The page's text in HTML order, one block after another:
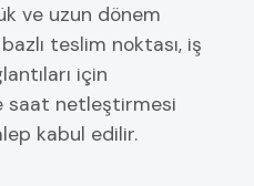
ve uzun dönem
teslim noktası, iş
için
saat netleştirmesi
kabul edilir.